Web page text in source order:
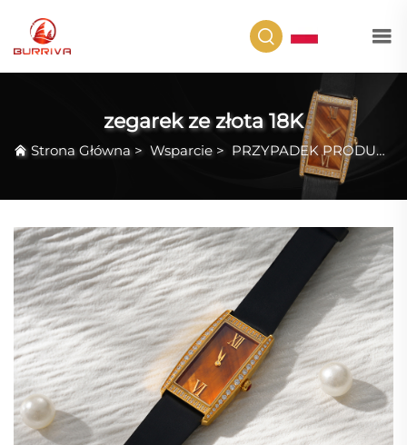
zegarek ze złota 18K
Strona Główna> Wsparcie > PRZYPADEK PRODUKTU